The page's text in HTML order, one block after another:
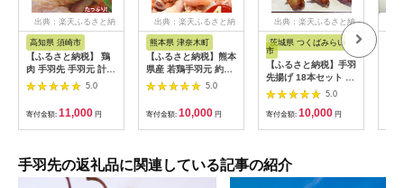
出典：楽天ふるさと納
高知県 須崎市
【ふるさと納税】 鶏
肉 手羽先 手羽元 計
2kg ブランド鶏 お得
パック 詰め合わせ 土
佐はちきん地鶏 簡単
調理 料理 唐揚げ おか
ず おつまみ から揚げ
てばもと とり肉 鳥肉
セット ギフト 贈答用
おすすめ ランキング
5.0
寄付金額: 11,000 円
出典：楽天ふるさと納
熊本県 津奈木町
【ふるさと納税】熊本
県産 若鶏手羽元 約
4kg 2kg×2P 《30日
以内に出荷予定(土日
祝除く)》 熊本県 葦北
郡 津奈木町
5.0
寄付金額: 10,000 円
出典：楽天ふるさと納
茨城県 つくばみらい
市
【ふるさと納税】手羽
先揚げ 18本セット 焼
き鳥 家飲み
5.0
寄付金額: 10,000 円
手羽先の返礼品に関連している記事の紹介